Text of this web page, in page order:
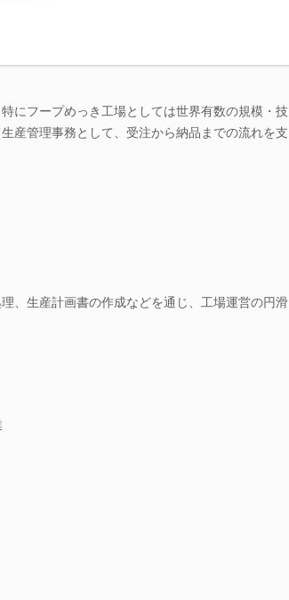
にフープめっき工場としては世界有数の規模・技
産管理事務として、受注から納品までの流れを支
、生産計画書の作成などを通じ、工場運営の円滑